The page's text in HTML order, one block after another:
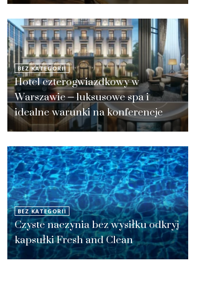
BEZ KATEGORII
Hotel czterogwiazdkowy w
Warszawie – luksusowe spa i
idealne warunki na konferencje
BEZ KATEGORII
Czyste naczynia bez wysiłku odkryj
kapsułki Fresh and Clean